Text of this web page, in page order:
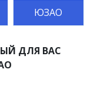
ЮЗАО
ДЛЯ ВАС